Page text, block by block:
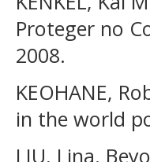
Proteger no
2008.
KEOHANE,
in the world
LIU, Lina.